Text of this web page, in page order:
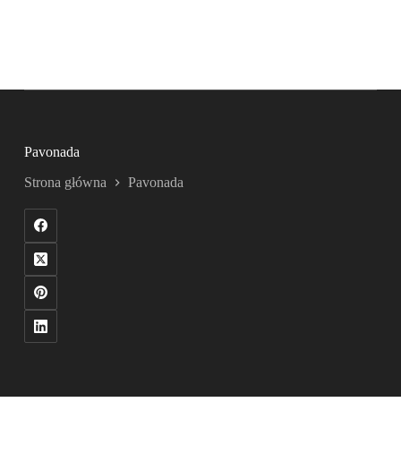
Pavonada
Strona główna Pavonada